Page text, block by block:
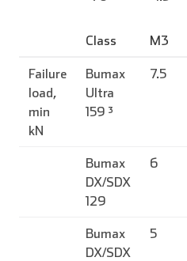
Class M3
Failure
load,
min
kN
Bumax
Ultra
159 ³
7.5
Bumax
DX/SDX
129
6
Bumax
DX/SDX
5